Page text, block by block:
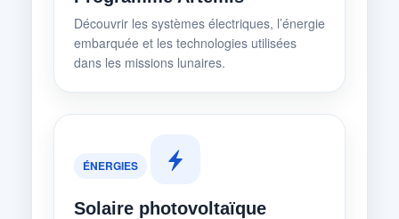
Découvrir les systèmes électriques, l’énergie
embarquée et les technologies utilisées
dans les missions lunaires.
ÉNERGIES
Solaire photovoltaïque